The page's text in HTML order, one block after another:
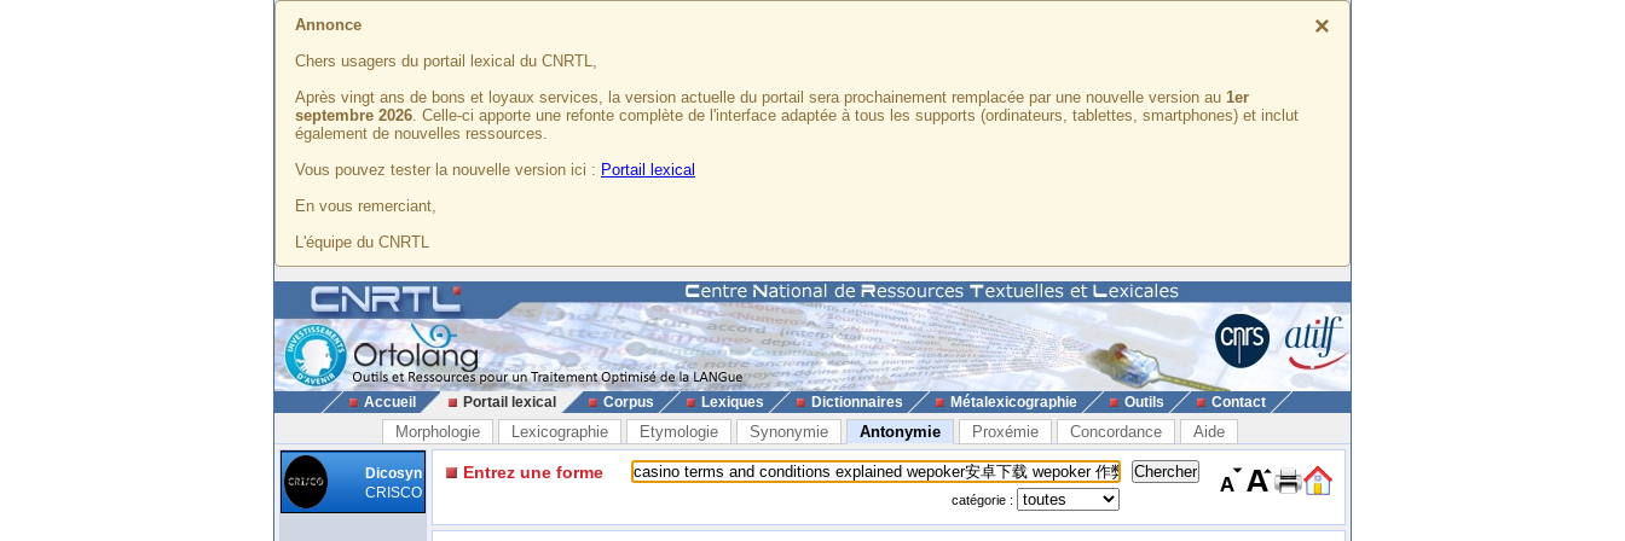
×
Annonce
Chers usagers du portail lexical du CNRTL,
Après vingt ans de bons et loyaux services, la version actuelle du portail sera prochainement remplacée par une nouvelle version au 1er
septembre 2026. Celle-ci apporte une refonte complète de l'interface adaptée à tous les supports (ordinateurs, tablettes, smartphones) et inclut
également de nouvelles ressources.
Vous pouvez tester la nouvelle version ici : Portail lexical
En vous remerciant,
L'équipe du CNRTL
Accueil Portail lexical Corpus Lexiques Dictionnaires Métalexicographie Outils Contact
Morphologie Lexicographie Etymologie Synonymie Antonymie Proxémie Concordance Aide
Dicosyn
CRISCO
Entrez une forme
catégorie :